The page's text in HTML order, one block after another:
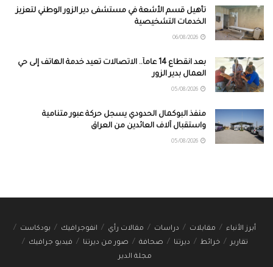
تأهيل قسم الأشعة في مستشفى دير الزور الوطني لتعزيز
الخدمات التشخيصية
بعد انقطاع 14 عاماً.. الاتصالات تعيد خدمة الهاتف إلى حي
العمال بدير الزور
منفذ البوكمال الحدودي يسجل حركة عبور متنامية
واستقبال آلاف العائدين من العراق
أبرز الأنباء مقابلات دراسات مقالات رأي انفوجرافيك
بودكاست
تقارير
خرائط ديرتنا صحافة صور من ديرتنا
فيديو جرافيك
مجلة الدير